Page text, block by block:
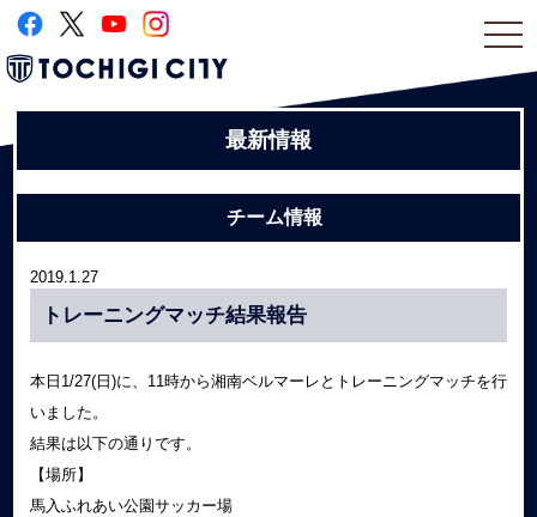
最新情報
チーム情報
2019.1.27
トレーニングマッチ結果報告
本日1/27(日)に、11時から湘南ベルマーレとトレーニングマッチを行
いました。
結果は以下の通りです。
【場所】
馬入ふれあい公園サッカー場